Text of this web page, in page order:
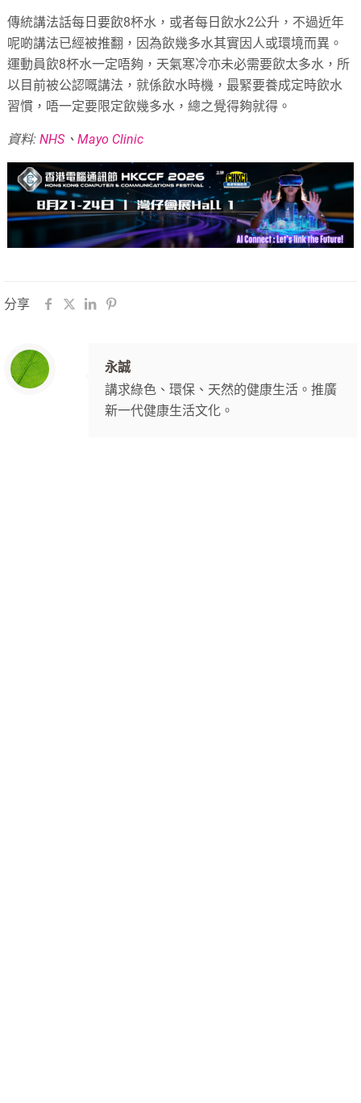
傳統講法話每日要飲8杯水，或者每日飲水2公升，不過近年
呢啲講法已經被推翻，因為飲幾多水其實因人或環境而異。
運動員飲8杯水一定唔夠，天氣寒冷亦未必需要飲太多水，所
以目前被公認嘅講法，就係飲水時機，最緊要養成定時飲水
習慣，唔一定要限定飲幾多水，總之覺得夠就得。
資料:NHS、Mayo Clinic
分享
永誠
講求綠色、環保、天然的健康生活。推廣
新一代健康生活文化。